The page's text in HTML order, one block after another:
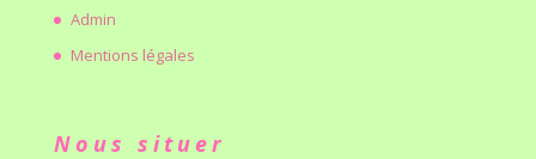
Admin
Mentions légales
Nous situer